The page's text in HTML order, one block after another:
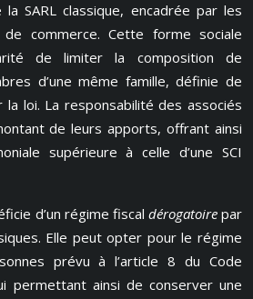
SARL classique, encadrée par les
commerce. Cette forme sociale
de limiter la composition de
d’une même famille, définie de
loi. La responsabilité des associés
de leurs apports, offrant ainsi
supérieure à celle d’une SCI
d’un régime fiscal dérogatoirepar
Elle peut opter pour le régime
prévu à l’article 8 du Code
permettant ainsi de conserver une